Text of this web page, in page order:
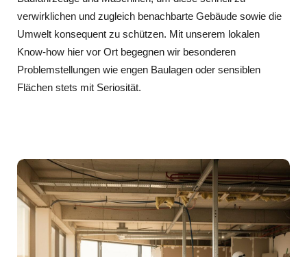
verwirklichen und zugleich benachbarte Gebäude sowie die
Umwelt konsequent zu schützen. Mit unserem lokalen
Know-how hier vor Ort begegnen wir besonderen
Problemstellungen wie engen Baulagen oder sensiblen
Flächen stets mit Seriosität.